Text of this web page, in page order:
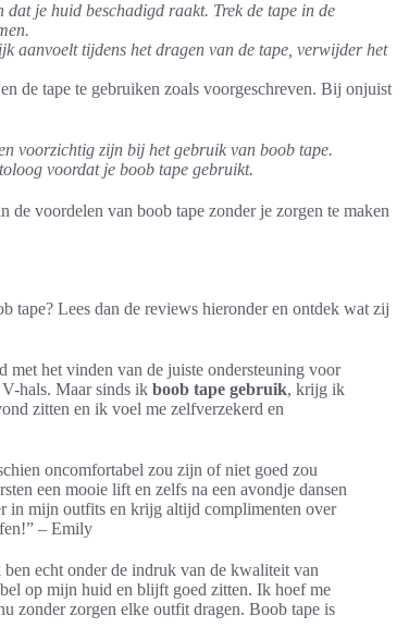
je huid beschadigd raakt. Trek de tape in de
aanvoelt tijdens het dragen van de tape, verwijder het
de tape te gebruiken zoals voorgeschreven. Bij onjuist
voorzichtig zijn bij het gebruik van boob tape.
voordat je boob tape gebruikt.
de voordelen van boob tape zonder je zorgen te maken
tape? Lees dan de reviews hieronder en ontdek wat zij
met het vinden van de juiste ondersteuning voor
hals. Maar sinds ik boob tape gebruik, krijg ik
zitten en ik voel me zelfverzekerd en
oncomfortabel zou zijn of niet goed zou
een mooie lift en zelfs na een avondje dansen
in mijn outfits en krijg altijd complimenten over
– Emily
echt onder de indruk van de kwaliteit van
op mijn huid en blijft goed zitten. Ik hoef me
zonder zorgen elke outfit dragen. Boob tape is